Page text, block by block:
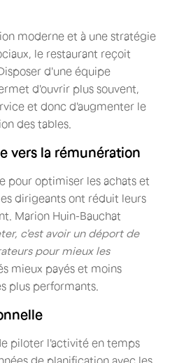
moderne et à une stratégie
le restaurant reçoit
Disposer d'une équipe
d'ouvrir plus souvent,
et donc d'augmenter le
des tables.
vers la rémunération
pour optimiser les achats et
dirigeants ont réduit leurs
Marion Huin-Bauchat
c'est avoir un déport de
pour mieux les
mieux payés et moins
plus performants.
piloter l'activité en temps
de planification avec les